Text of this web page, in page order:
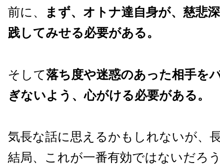
前に、
まず、オトナ達自身が、慈悲
践してみせる必要がある。
そして落ち度や迷惑のあった相手を
ぎないよう、心がける必要がある。
気長な話に思えるかもしれないが、
結局、これが一番有効ではないだろ